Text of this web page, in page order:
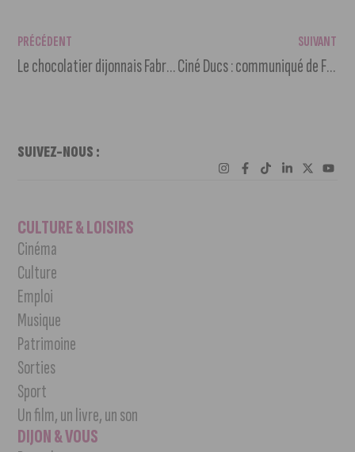
PRÉCÉDENT
Le chocolatier dijonnais Fabrice Gillotte ouvre une boutique à Dubaï
SUIVANT
Ciné Ducs : communiqué de François Rebsamen suite à la décision de la CDACinéma
SUIVEZ-NOUS :
CULTURE & LOISIRS
Cinéma
Culture
Emploi
Musique
Patrimoine
Sorties
Sport
Un film, un livre, un son
DIJON & VOUS